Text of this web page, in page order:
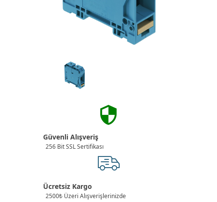
Güvenli Alışveriş
256 Bit SSL Sertifikası
Ücretsiz Kargo
2500₺ Üzeri Alışverişlerinizde